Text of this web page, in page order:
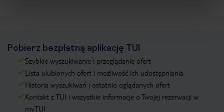
Pobierz bezpłatną aplikację TUI
Szybkie wyszukiwanie i przeglądanie ofert
Lista ulubionych ofert i możliwość ich udostępniania
Historia wyszukiwań i ostatnio oglądanych ofert
Kontakt z TUI i wszystkie informacje o Twojej rezerwacji w
myTUI